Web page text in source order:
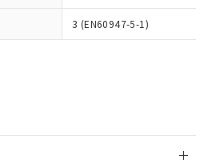
3 (EN60947-5-1)
部品リストについて、当社
に関して"
の「1.共同利
書ダウンロード
遡って非含有を証明する